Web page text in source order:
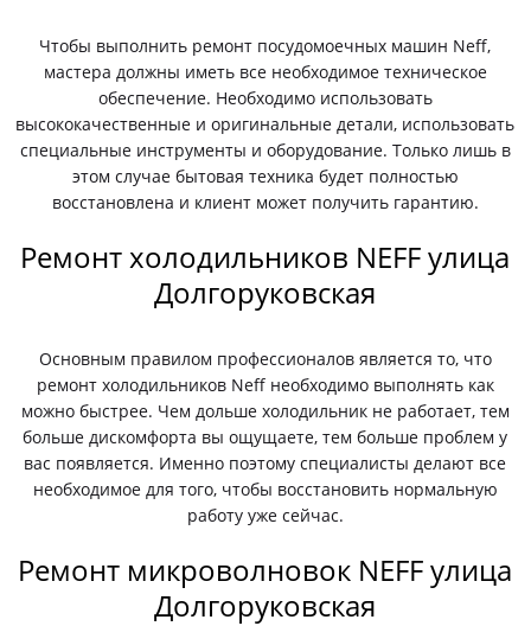
Чтобы выполнить ремонт посудомоечных машин Neff,
мастера должны иметь все необходимое техническое
обеспечение. Необходимо использовать
высококачественные и оригинальные детали, использовать
специальные инструменты и оборудование. Только лишь в
этом случае бытовая техника будет полностью
восстановлена и клиент может получить гарантию.
Ремонт холодильников NEFF улица
Долгоруковская
Основным правилом профессионалов является то, что
ремонт холодильников Neff необходимо выполнять как
можно быстрее. Чем дольше холодильник не работает, тем
больше дискомфорта вы ощущаете, тем больше проблем у
вас появляется. Именно поэтому специалисты делают все
необходимое для того, чтобы восстановить нормальную
работу уже сейчас.
Ремонт микроволновок NEFF улица
Долгоруковская